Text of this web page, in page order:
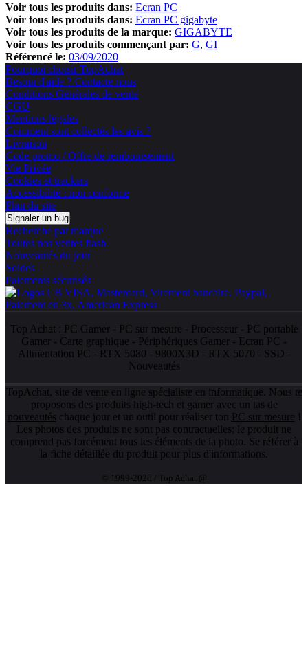
Voir tous les produits dans: Ecran PC
Voir tous les produits dans: Ecran PC gigabyte
Voir tous les produits de la marque: GIGABYTE
Voir tous les produits commençant par: G GI
Référencé le: 03/09/2020
Pourquoi choisir TopAchat
Besoin d'aide ? Contacte nous
Conditions Générales de vente
CGU
Mentions légales
Comment sont collectés les avis ?
Livraison
Code promo / Offre de remboursement
Vie Privée
Cookies et trackers
Accessibilité : non conforme
Plan du site
Signaler un bug
Recherche par marque
Toutes nos ventes flash
Nouveautés du jour
Soldes
Paiements sécurisés
Top Achat : PC Gamer- PC sur mesure - Processeur- PC portable
Gamer - Carte graphique - Périphériques Gamer - Ecran PC -
Alimentation PC - RTX 5080 - 9800X3D - RTX 5070 - SSD -
Nouveautés
TopAchat, site de vente en ligne spécialiste en informatique. Nous te
proposons des produits high-tech et gamer avec un tas de
nouveautés chaque jour et un outil pour réaliser ton PC sur mesure !
Les photos des produits ne sont pas contractuelles; le produit ne
comprend pas forcément tous les éléments de la photo. Se référer à
la fiche détaillée du produit pour plus d'informations.
© 1999-2026 / Top Achat @